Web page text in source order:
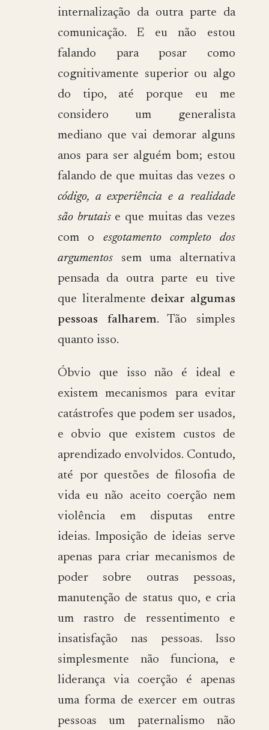
internalização da outra parte da
comunicação. E eu não estou
falando para posar como
cognitivamente superior ou algo
do tipo, até porque eu me
considero um generalista
mediano que vai demorar alguns
anos para ser alguém bom; estou
falando de que muitas das vezes o
código, a experiência e a realidade
são brutaise que muitas das vezes
com o esgotamento completo dos
argumentos sem uma alternativa
pensada da outra parte eu tive
que literalmente deixar algumas
pessoas falharem. Tão simples
quanto isso.
Óbvio que isso não é ideal e
existem mecanismos para evitar
catástrofes que podem ser usados,
e obvio que existem custos de
aprendizado envolvidos. Contudo,
até por questões de filosofia de
vida eu não aceito coerção nem
violência em disputas entre
ideias. Imposição de ideias serve
apenas para criar mecanismos de
poder sobre outras pessoas,
manutenção de status quo, e cria
um rastro de ressentimento e
insatisfação nas pessoas. Isso
simplesmente não funciona, e
liderança via coerção é apenas
uma forma de exercer em outras
pessoas um paternalismo não